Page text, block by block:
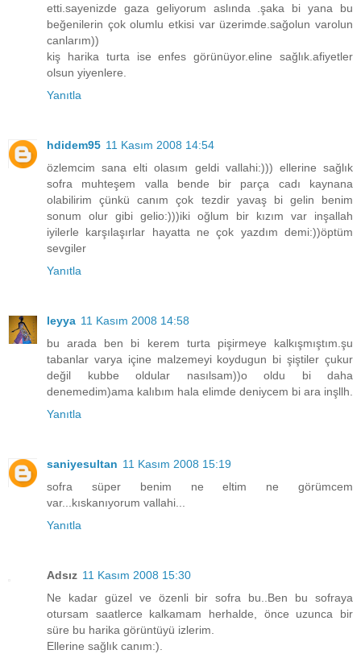
etti.sayenizde gaza geliyorum aslında .şaka bi yana bu
beğenilerin çok olumlu etkisi var üzerimde.sağolun varolun
canlarım))
kiş harika turta ise enfes görünüyor.eline sağlık.afiyetler
olsun yiyenlere.
Yanıtla
hdidem95 11 Kasım 2008 14:54
özlemcim sana elti olasım geldi vallahi:))) ellerine sağlık
sofra muhteşem valla bende bir parça cadı kaynana
olabilirim çünkü canım çok tezdir yavaş bi gelin benim
sonum olur gibi gelio:)))iki oğlum bir kızım var inşallah
iyilerle karşılaşırlar hayatta ne çok yazdım demi:))öptüm
sevgiler
Yanıtla
leyya 11 Kasım 2008 14:58
bu arada ben bi kerem turta pişirmeye kalkışmıştım.şu
tabanlar varya içine malzemeyi koydugun bi şiştiler çukur
değil kubbe oldular nasılsam))o oldu bi daha
denemedim)ama kalıbım hala elimde deniycem bi ara inşllh.
Yanıtla
saniyesultan 11 Kasım 2008 15:19
sofra süper benim ne eltim ne görümcem
var...kıskanıyorum vallahi...
Yanıtla
Adsız 11 Kasım 2008 15:30
Ne kadar güzel ve özenli bir sofra bu..Ben bu sofraya
otursam saatlerce kalkamam herhalde, önce uzunca bir
süre bu harika görüntüyü izlerim.
Ellerine sağlık canım:).